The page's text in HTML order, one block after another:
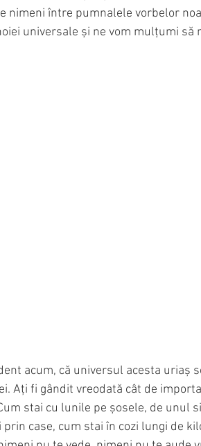
nimeni între pumnalele vorbelor
universale și ne vom mulțumi să
acum, că universul acesta uriaș
Ați fi gândit vreodată cât de
stai cu lunile pe șosele, de unul
case, cum stai în cozi lungi de